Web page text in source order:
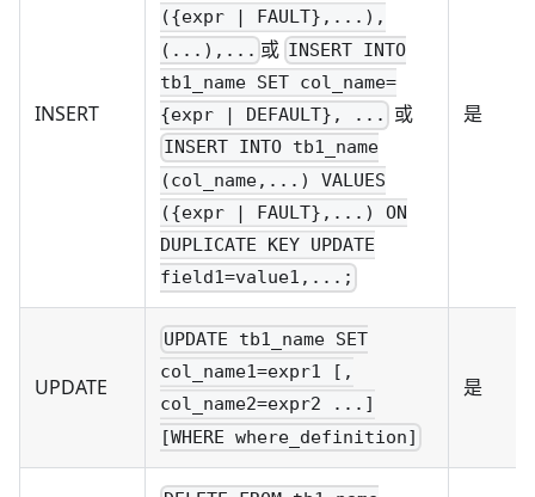
INSERT
({expr | FAULT},...),
(...),... 或 INSERT INTO
tb1_name SET col_name=
{expr | DEFAULT}, ...
或
INSERT INTO tb1_name
(col_name,...) VALUES
({expr | FAULT},...) ON
DUPLICATE KEY UPDATE
field1=value1,...;
是
UPDATE
UPDATE tb1_name SET
col_name1=expr1 [,
col_name2=expr2 ...]
[WHERE where_definition]
是